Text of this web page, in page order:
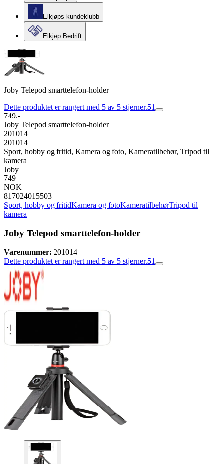
Elkjøps kundeklubb
Elkjøp Bedrift
Joby Telepod smarttelefon-holder
Dette produktet er rangert med 5 av 5 stjerner.51
749.-
Joby Telepod smarttelefon-holder
201014
201014
Sport, hobby og fritid, Kamera og foto, Kameratilbehør, Tripod til
kamera
Joby
749
NOK
817024015503
Sport, hobby og fritidKamera og fotoKameratilbehørTripod til
kamera
Joby Telepod smarttelefon-holder
Varenummer: 201014
Dette produktet er rangert med 5 av 5 stjerner.51